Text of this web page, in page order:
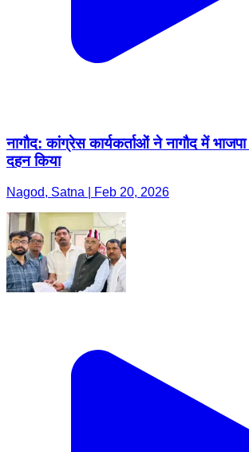
नागौद: कांग्रेस कार्यकर्ताओं ने नागौद में
दहन किया
Nagod, Satna | Feb 20, 2026